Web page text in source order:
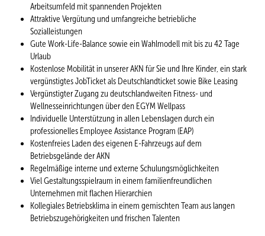
Arbeitsumfeld mit spannenden Projekten
Attraktive Vergütung und umfangreiche betriebliche
Sozialleistungen
Gute Work-Life-Balance sowie ein Wahlmodell mit bis zu 42 Tage
Urlaub
Kostenlose Mobilität in unserer AKN für Sie und Ihre Kinder, ein stark
vergünstigtes JobTicket als Deutschlandticket sowie Bike Leasing
Vergünstigter Zugang zu deutschlandweiten Fitness- und
Wellnesseinrichtungen über den EGYM Wellpass
Individuelle Unterstützung in allen Lebenslagen durch ein
professionelles Employee Assistance Program (EAP)
Kostenfreies Laden des eigenen E-Fahrzeugs auf dem
Betriebsgelände der AKN
Regelmäßige interne und externe Schulungsmöglichkeiten
Viel Gestaltungsspielraum in einem familienfreundlichen
Unternehmen mit flachen Hierarchien
Kollegiales Betriebsklima in einem gemischten Team aus langen
Betriebszugehörigkeiten und frischen Talenten